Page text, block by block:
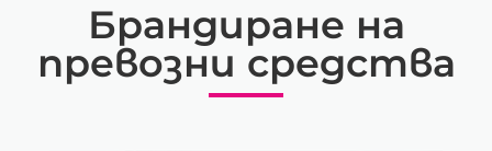
Брандиране на
превозни средства